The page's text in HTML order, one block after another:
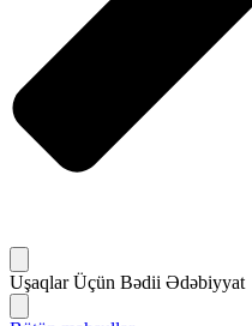
Uşaqlar Üçün Bədii Ədəbiyyat